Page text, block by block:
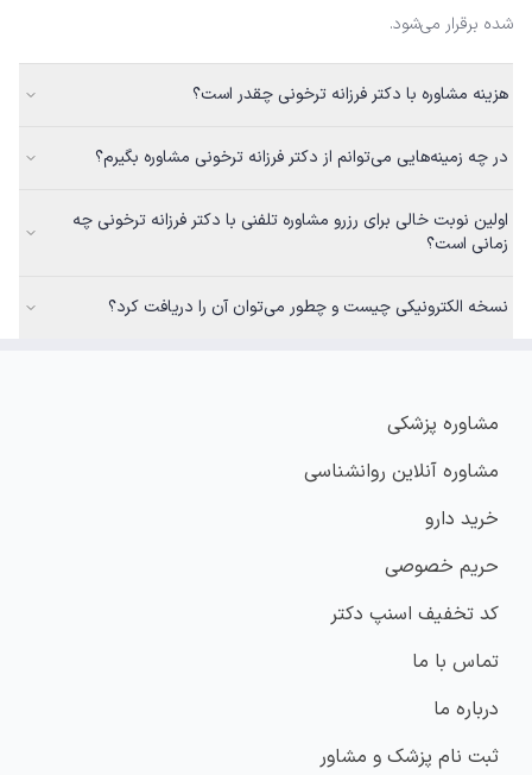
شده برقرار می‌شود.
هزینه مشاوره با دکتر فرزانه ترخونی چقدر است؟
در چه زمینه‌هایی می‌توانم از دکتر فرزانه ترخونی مشاوره بگیرم؟
اولین نوبت خالی برای رزرو مشاوره تلفنی با دکتر فرزانه ترخونی چه
زمانی است؟
نسخه الکترونیکی چیست و چطور می‌توان آن را دریافت کرد؟
مشاوره پزشکی
مشاوره آنلاین روانشناسی
خرید دارو
حریم خصوصی
کد تخفیف اسنپ دکتر
تماس با ما
درباره ما
ثبت نام پزشک و مشاور